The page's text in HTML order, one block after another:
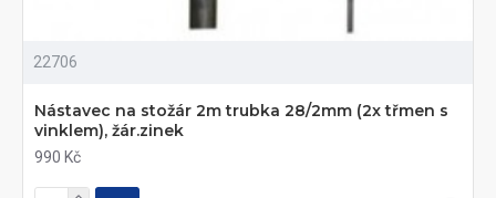
22706
Nástavec na stožár 2m trubka 28/2mm (2x třmen s
vinklem), žár.zinek
990 Kč